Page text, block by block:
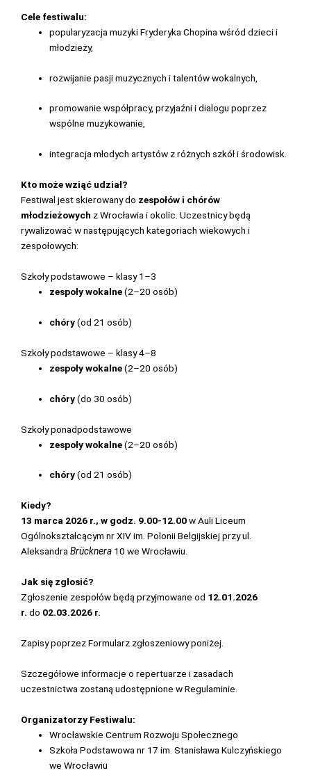
Cele festiwalu:
popularyzacja muzyki Fryderyka Chopina wśród dzieci i
młodzieży,
rozwijanie pasji muzycznych i talentów wokalnych,
promowanie współpracy, przyjaźni i dialogu poprzez
wspólne muzykowanie,
integracja młodych artystów z różnych szkół i środowisk.
Kto może wziąć udział?
Festiwal jest skierowany do zespołów i chórów
młodzieżowych z Wrocławia i okolic. Uczestnicy będą
rywalizować w następujących kategoriach wiekowych i
zespołowych:
Szkoły podstawowe – klasy 1–3
zespoły wokalne(2–20 osób)
chóry(od 21 osób)
Szkoły podstawowe – klasy 4–8
zespoły wokalne(2–20 osób)
chóry(do 30 osób)
Szkoły ponadpodstawowe
zespoły wokalne(2–20 osób)
chóry(od 21 osób)
Kiedy?
13 marca 2026 r., w godz. 9.00-12.00w Auli Liceum
Ogólnokształcącym nr XIV im. Polonii Belgijskiej przy ul.
AleksandraBrücknera 10 we Wrocławiu.
Jak się zgłosić?
Zgłoszenie zespołów będą przyjmowane od 12.01.2026
r. do 02.03.2026 r.
Zapisy poprzez Formularz zgłoszeniowy poniżej.
Szczegółowe informacje o repertuarze i zasadach
uczestnictwa zostaną udostępnione w Regulaminie.
Organizatorzy Festiwalu:
Wrocławskie Centrum Rozwoju Społecznego
Szkoła Podstawowa nr 17 im. Stanisława Kulczyńskiego
we Wrocławiu